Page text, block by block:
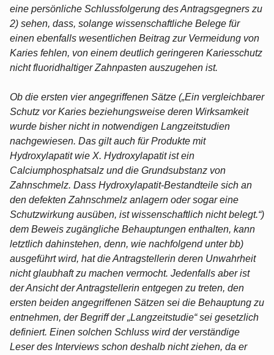
eine persönliche Schlussfolgerung des Antragsgegners zu
2) sehen, dass, solange wissenschaftliche Belege für
einen ebenfalls wesentlichen Beitrag zur Vermeidung von
Karies fehlen, von einem deutlich geringeren Kariesschutz
nicht fluoridhaltiger Zahnpasten auszugehen ist.
Ob die ersten vier angegriffenen Sätze („Ein vergleichbarer
Schutz vor Karies beziehungsweise deren Wirksamkeit
wurde bisher nicht in notwendigen Langzeitstudien
nachgewiesen. Das gilt auch für Produkte mit
Hydroxylapatit wie X. Hydroxylapatit ist ein
Calciumphosphatsalz und die Grundsubstanz von
Zahnschmelz. Dass Hydroxylapatit-Bestandteile sich an
den defekten Zahnschmelz anlagern oder sogar eine
Schutzwirkung ausüben, ist wissenschaftlich nicht belegt.“)
dem Beweis zugängliche Behauptungen enthalten, kann
letztlich dahinstehen, denn, wie nachfolgend unter bb)
ausgeführt wird, hat die Antragstellerin deren Unwahrheit
nicht glaubhaft zu machen vermocht. Jedenfalls aber ist
der Ansicht der Antragstellerin entgegen zu treten, den
ersten beiden angegriffenen Sätzen sei die Behauptung zu
entnehmen, der Begriff der „Langzeitstudie“ sei gesetzlich
definiert. Einen solchen Schluss wird der verständige
Leser des Interviews schon deshalb nicht ziehen, da er